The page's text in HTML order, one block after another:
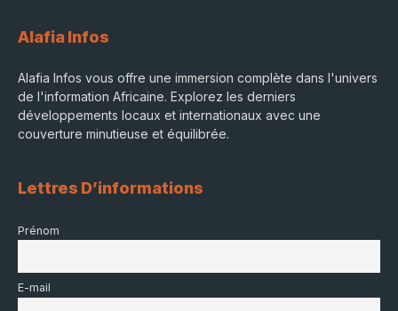
Alafia Infos
Alafia Infos vous offre une immersion complète dans l'univers
de l'information Africaine. Explorez les derniers
développements locaux et internationaux avec une
couverture minutieuse et équilibrée.
Lettres D’informations
Prénom
E-mail